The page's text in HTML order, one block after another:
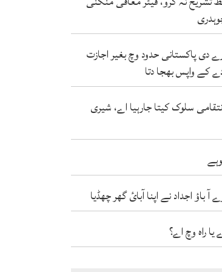
دی پاکستانی حدود وچ بغیر اجازت
کے واپس بھجا دتا
سلوک کیتا جارہیا اے، شیری
باؤ اجداد نے اپنا آبائ گھر چھڈیا
راہ وچ اے؟